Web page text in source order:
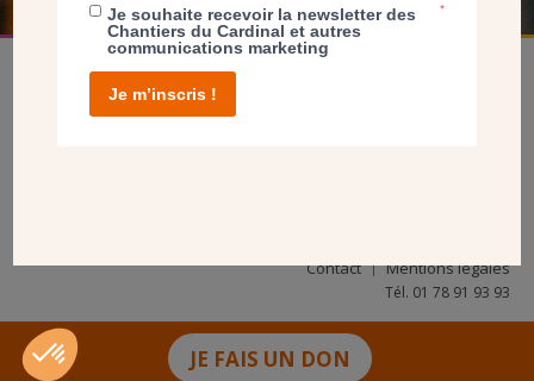
JE FAIS UN DON
Contact Mentions légales
Tél. 01 78 91 93 93
Je souhaite recevoir la newsletter des
Chantiers du Cardinal et autres
communications marketing
*
Je m’inscris !